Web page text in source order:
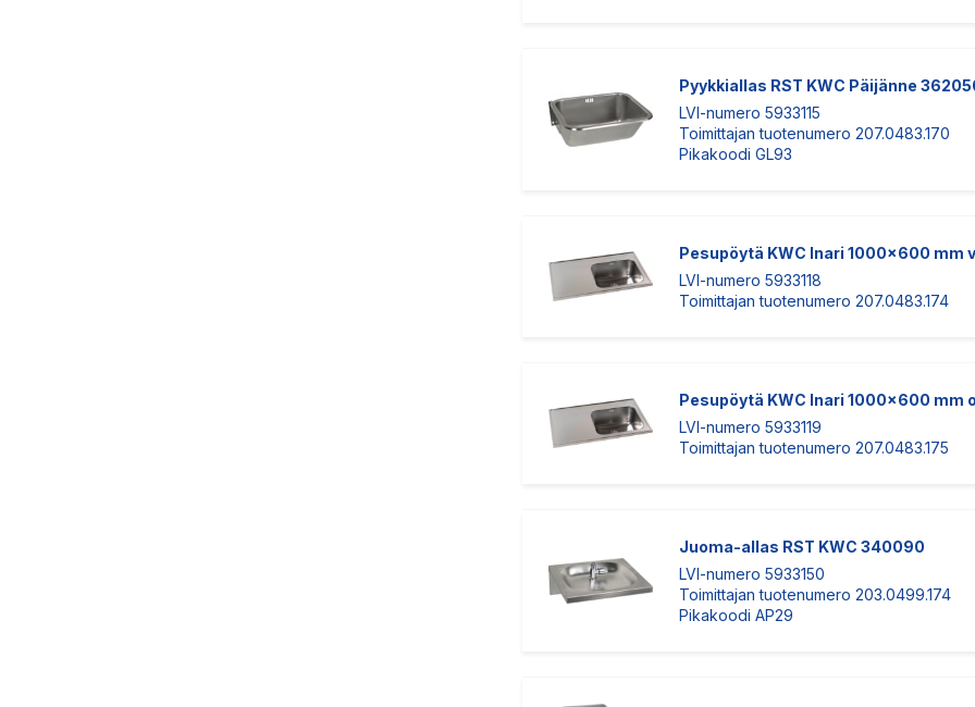
Pyykkiallas RST KWC Päijänne
LVI-numero 5933115
Toimittajan tuotenumero 207.0483.170
Pikakoodi GL93
Pesupöytä KWC Inari 1000x600 mm
LVI-numero 5933118
Toimittajan tuotenumero 207.0483.174
Pesupöytä KWC Inari 1000x600 mm
LVI-numero 5933119
Toimittajan tuotenumero 207.0483.175
Juoma-allas RST KWC 340090
LVI-numero 5933150
Toimittajan tuotenumero 203.0499.174
Pikakoodi AP29